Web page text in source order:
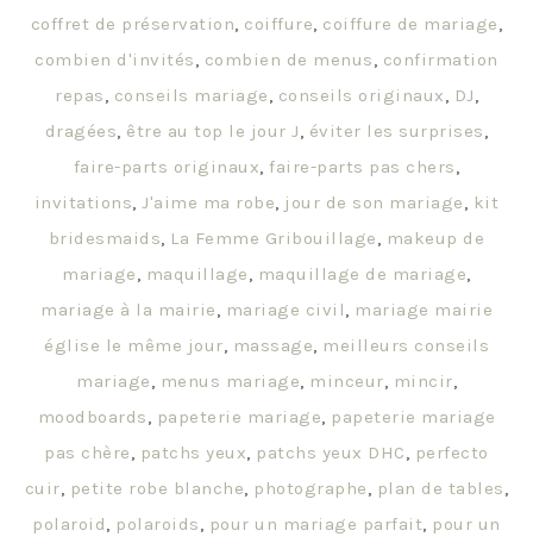
coffret de préservation, coiffure, coiffure de mariage,
combien d'invités, combien de menus, confirmation
repas, conseils mariage, conseils originaux, DJ,
dragées, être au top le jour J, éviter les surprises,
faire-parts originaux,faire-parts pas chers,
invitations,J'aime ma robe, jour de son mariage, kit
bridesmaids, La Femme Gribouillage, makeup de
mariage, maquillage, maquillage de mariage,
mariage à la mairie, mariage civil, mariage mairie
église le même jour, massage, meilleurs conseils
mariage, menus mariage, minceur, mincir,
moodboards, papeterie mariage, papeterie mariage
pas chère, patchs yeux, patchs yeux DHC, perfecto
cuir, petite robe blanche, photographe, plan de tables,
polaroid, polaroids, pour un mariage parfait, pour un